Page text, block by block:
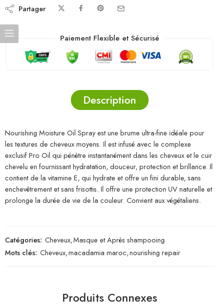
Partager
Paiement Flexible et Sécurisé
Description
Nourishing Moisture Oil Spray est une brume ultra-fine idéale pour
les textures de cheveux moyens. Il est infusé avec le complexe
exclusif Pro Oil qui pénètre instantanément dans les cheveux et le cuir
chevelu en fournissant hydratation, douceur, protection et brillance. Il
contient de la vitamine E, qui hydrate et offre un fini durable, sans
enchevêtrement et sans frisottis. Il offre une protection UV naturelle et
prolonge la durée de vie de la couleur. Convient aux végétaliens.
Catégories: Cheveux,Masque et Après shampooing
Mots clés: Cheveux,macadamia maroc,nourishing repair
Produits Connexes